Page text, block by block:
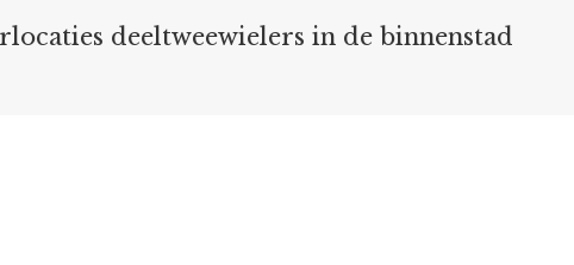
deeltweewielers in de binnenstad